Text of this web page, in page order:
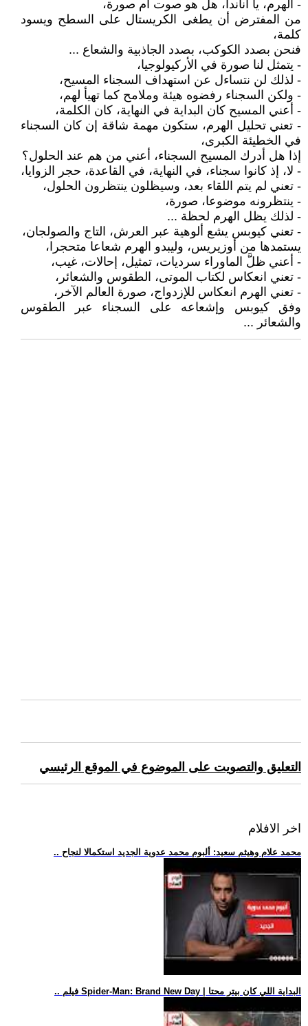
- الهرم، يا اناندا، هل هو صوت أم صورة،
من المفترض أن يطغى الكريستال على السطح ويسود
كلمة،
فنحن بصدد الكوكب، بصدد الجاذبية والشعاع ...
- يتمثل لنا صورة في الأركيولوجيا،
- لذلك لن نتساءل عن استهداف السجناء المسيح،
- ولكن السجناء رفضوه هيئة وملامح كما تهيأ لهم،
- أعني المسيح كان البداية في النهاية، كان الكلمة،
- تعني تحليل الهرم، ستكون مهمة شاقة إن كان السجناء
في الخطيئة الكبرى،
إذا هل أدرك المسيح السجناء، أعني من هم عند الحلول؟
- لا، إذ كانوا سجناء، في النهاية، في القاعدة، حجر الزوايا،
- تعني لم يتم اللقاء بعد، وسيظلون ينتظرون الحلول،
- ينتظرونه موضوعا، صورة،
- لذلك يظل الهرم لحظة ...
- تعني كيوبس يشع ألوهية عبر العرش، التاج والصولجان،
يستمدها من أوزيريس، وليبدو الهرم شعاعا متحجرا،
- أعني ظلَّ الماوراء سرديات، تمثيل، إحالات، غيب،
- تعني انعكاس لكتاب الموتى، الطقوس والشعائر،
- تعني الهرم انعكاس للإزدواج، صورة العالم الآخر،
وفق كيوبس وإشعاعه على السجناء عبر الطقوس
والشعائر ...
التعليق والتصويت على الموضوع في الموقع الرئيسي
اخر الافلام
.. محمد علام وهيثم سعيد: ألبوم محمد عدوية الجديد استكمالا لنجاح
.. فيلم Spider-Man: Brand New Day | البداية اللي كان بيتر محتا